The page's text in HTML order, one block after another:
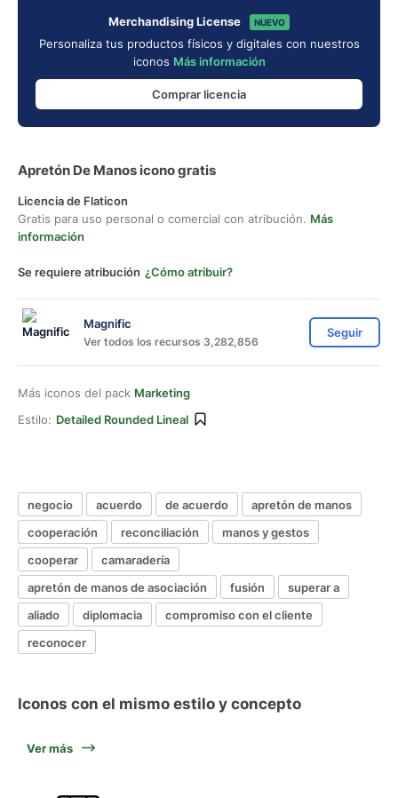
Merchandising License NUEVO
Personaliza tus productos físicos y digitales con nuestros
iconos Más información
Comprar licencia
Apretón De Manos icono gratis
Licencia de Flaticon
Gratis para uso personal o comercial con atribución. Más
información
Se requiere atribución ¿Cómo atribuir?
Magnific
Ver todos los recursos 3,282,856
Seguir
Más iconos del pack Marketing
Estilo: Detailed Rounded Lineal
negocio acuerdo de acuerdo
apretón de manos
cooperación
reconciliación
manos y gestos
cooperar
camaradería
apretón de manos de asociación
fusión
superar a
aliado
diplomacia
compromiso con el cliente
reconocer
Iconos con el mismo estilo y concepto
Ver más